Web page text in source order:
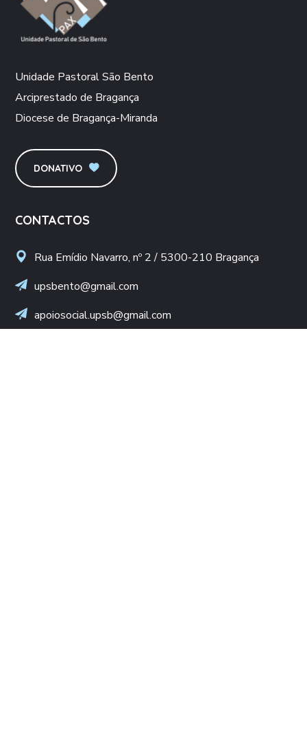
Unidade Pastoral São Bento
Arciprestado de Bragança
Diocese de Bragança-Miranda
DONATIVO
CONTACTOS
Rua Emídio Navarro, nº 2 / 5300-210 Bragança
upsbento@gmail.com
apoiosocial.upsb@gmail.com